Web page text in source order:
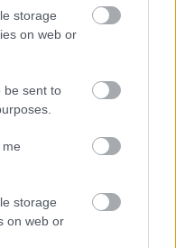
storage
on web or
be sent to
storage
on web or
robotokról